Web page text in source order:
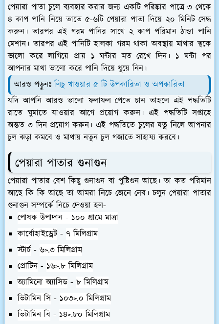
পেয়ারা পাতা চুলে ব্যবহার করার জন্য একটি পরিষ্কার পাত্রে ৩ থেকে
৪ কাপ পানি নিয়ে তাতে ৫-৬টি পেয়ারা পাতা দিয়ে ২০ মিনিট সেদ্ধ
করুন। তারপর এই গরম পানির সাথে ২ কাপ পরিমান ঠান্ডা পানি
মেশান। তারপর এই পানিটি হালকা গরম থাকা অবস্থায় মাথার ত্বকে
ভালো করে লাগিয়ে প্রায় ১ ঘন্টার মত রেখে দিন। ১ ঘন্টা পর
আপনার মাথা ভালো করে পানি দিয়ে ধুয়ে নিন।
আরও পড়ুনঃলিচু খাওয়ার ৫ টি উপকারিতা ও অপকারিতা
যদি আপনি আরও ভালো ফলাফল পেতে চান তাহলে এই পদ্ধতিটি
রাতে ঘুমাতে যাওয়ার আগে প্রয়োগ করুন। এই পদ্ধতিটি সপ্তাহে
অন্তত ৩ দিন প্রয়োগ করুন। এই পদ্ধতিতে চুলের যত্ন নিলে আপনার
চুল ঝড়া কমবে ও মাথায় নতুন চুল গজাতে সাহায্য করবে।
পেয়ারা পাতার গুনাগুন
পেয়ারা পাতার বেশ কিছু গুনাগুন বা পুষ্টিগুন আছে। তা কত পরিমান
আছে কি কি আছে তা আমরা নিচে জেনে নেব। চলুন পেয়ারা পাতার
গুনাগুন সম্পর্কে নিচে দেওয়া হল-
পোষক উপাদান - ১০০ গ্রামে মাত্রা
কার্বোহাইড্রেট- ৭ মিলিগ্রাম
স্টার্চ - ৬>.৩ মিলিগ্রাম
প্রোটিন - ১৬>.৮ মিলিগ্রাম
অ্যামিনো অ্যাসিড - ৮ মিলিগ্রাম
ভিটামিন সি - ১০৩>.০ মিলিগ্রাম
ভিটামিন বি - ১৪>.৮০ মিলিগ্রাম